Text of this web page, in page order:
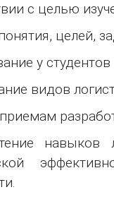
с целью
целей,
у
видов
навыков